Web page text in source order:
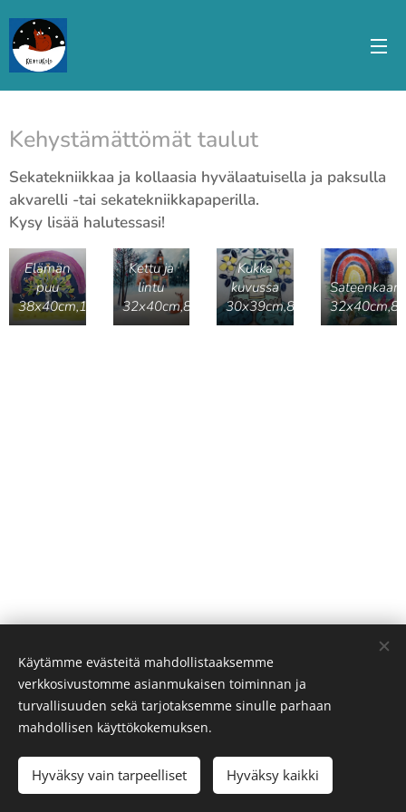
Kehystämättömät taulut
Sekatekniikkaa ja kollaasia hyvälaatuisella ja paksulla
akvarelli -tai sekatekniikkapaperilla.
Kysy lisää halutessasi!
Elämän
puu
38x40cm,100e
Kettu ja
lintu
32x40cm,80e
Kukka
kuvussa
30x39cm,80e
Sateenkaari
© 2026 Kettukolo | marjo@kettukolo.fi
Evästeet
Käytämme evästeitä mahdollistaaksemme
verkkosivustomme asianmukaisen toiminnan ja
turvallisuuden sekä tarjotaksemme sinulle parhaan
mahdollisen käyttökokemuksen.
Hyväksy vain tarpeelliset Hyväksy kaikki